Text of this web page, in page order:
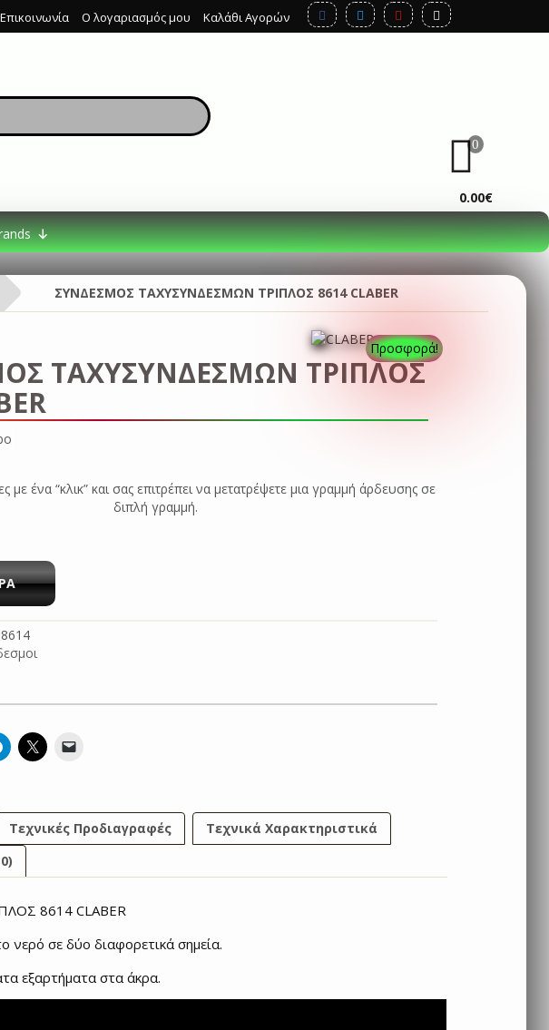
Επικοινωνία Ο λογαριασμός μου Καλάθι Αγορών
0
0.00€
ΣΥΝΔΕΣΜΟΣ ΤΑΧΥΣΥΝΔΕΣΜΩΝ ΤΡΙΠΛΟΣ 8614 CLABER
ΤΑΧΥΣΥΝΔΕΣΜΩΝ ΤΡΙΠΛΟΣ
με ένα “κλικ” και σας επιτρέπει να μετατρέψετε μια γραμμή άρδευσης σε
διπλή γραμμή.
Τεχνικές Προδιαγραφές
Τεχνικά Χαρακτηριστικά
8614 CLABER
νερό σε δύο διαφορετικά σημεία.
εξαρτήματα στα άκρα.
Προσφορά!